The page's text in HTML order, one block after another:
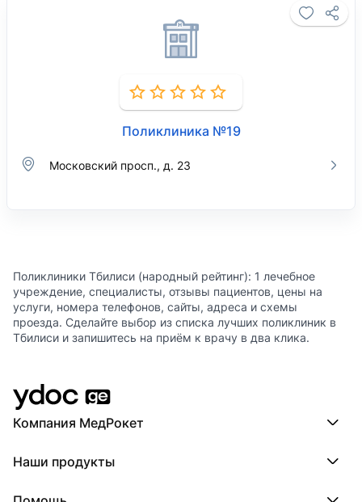
Поликлиника №19
Московский просп., д. 23
Поликлиники Тбилиси (народный рейтинг): 1 лечебное
учреждение, специалисты, отзывы пациентов, цены на
услуги, номера телефонов, сайты, адреса и схемы
проезда. Сделайте выбор из списка лучших поликлиник в
Тбилиси и запишитесь на приём к врачу в два клика.
Компания МедРокет
О YDoc
Наши продукты